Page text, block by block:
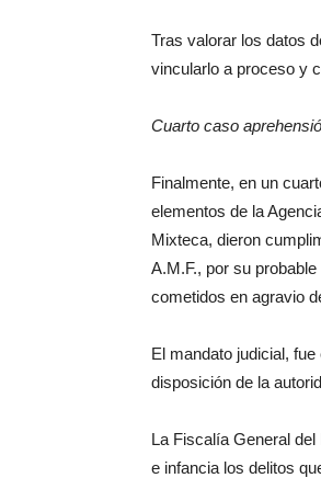
Tras valorar los datos
vincularlo a proceso y
Cuarto caso
Finalmente, en un
elementos de la
Mixteca, dieron
A.M.F., por su
cometidos en agravio
El mandato judicial,
disposición de la
La Fiscalía General
e infancia los delitos